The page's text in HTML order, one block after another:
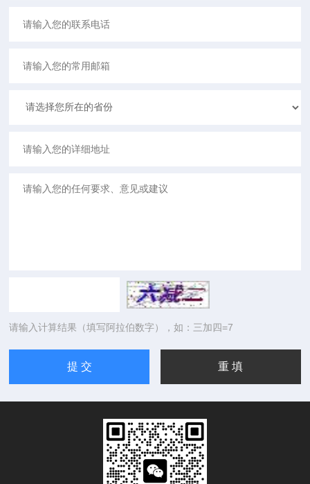
请输入计算结果（填写阿拉伯数字），如：三加四=7